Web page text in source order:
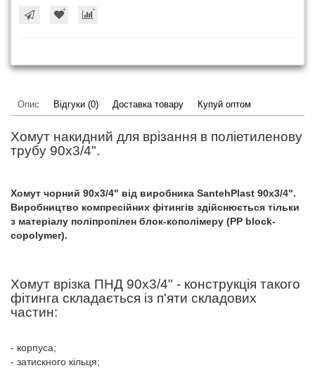
Опис Відгуки (0) Доставка товару Купуй оптом
Хомут накидний для врізання в поліетиленову
трубу 90x3/4".
Хомут чорний 90x3/4" від виробника SantehPlast 90x3/4".
Виробництво компресійних фітингів здійснюється тільки
з матеріалу поліпропілен блок-кополімеру (PP block-
copolymer).
Хомут врізка ПНД 90x3/4" - конструкція такого
фітинга складається із п'яти складових
частин:
- корпуса;
- затискного кільця;